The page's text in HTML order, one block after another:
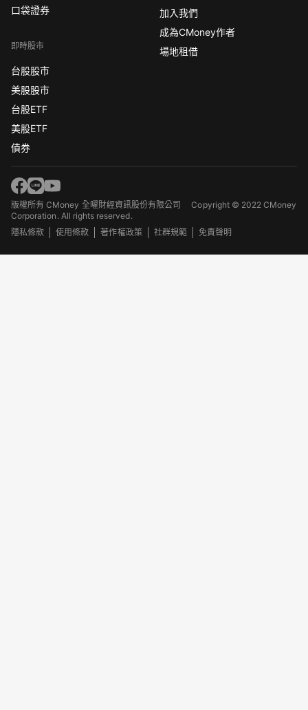
口袋證券
即時股市
台股股市
美股股市
台股ETF
美股ETF
債券
加入我們
成為CMoney作者
場地租借
版權所有 CMoney 全曜財經資訊股份有限公司Copyright © 2022 CMoney
Corporation. All rights reserved.
隱私條款
使用條款 著作權政策 社群規範 免責聲明